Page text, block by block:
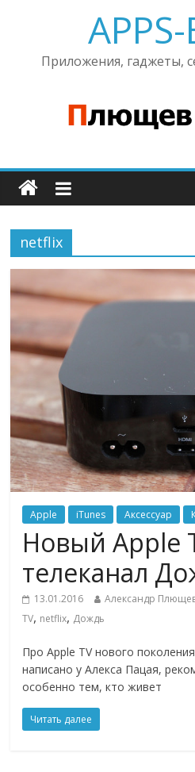
Приложения, гаджеты,
netflix
Apple iTunes Аксессуар
Новый Apple
телеканал
13.01.2016 Александр
TV, netflix, Дождь
Про Apple TV нового
написано у Алекса Пацая,
особенно тем, кто живет
Читать далее